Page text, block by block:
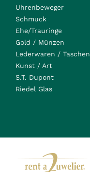
Uhrenbeweger
Schmuck
Ehe/Trauringe
Gold / Münzen
Lederwaren / Taschen
Kunst / Art
S.T. Dupont
Riedel Glas